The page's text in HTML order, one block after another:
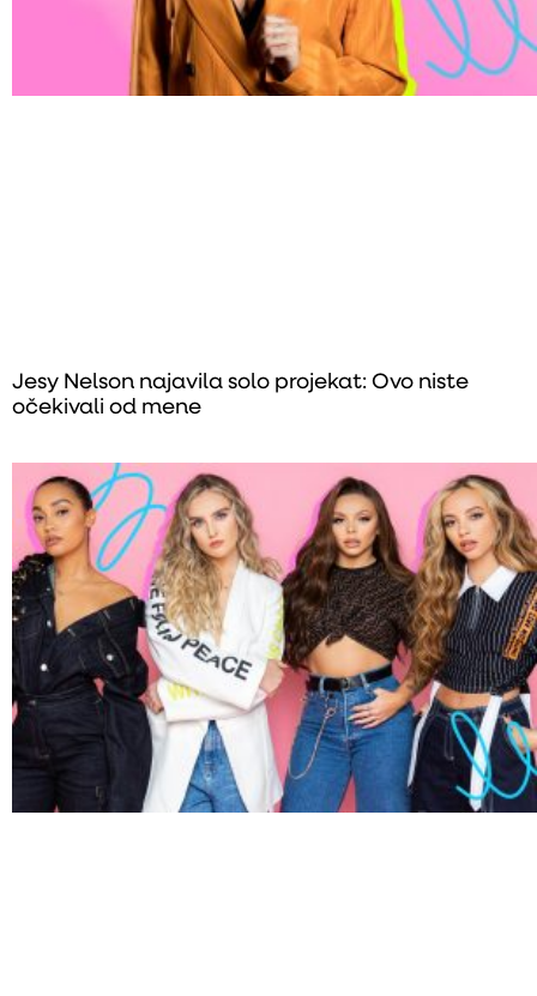
Jesy Nelson najavila solo projekat: Ovo niste
očekivali od mene